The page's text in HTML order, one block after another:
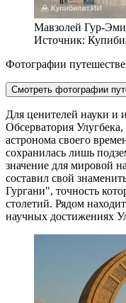
Мавзолей Гур-
Источник:
Фотографии
Смотреть фотографии
Для ценителей науки и
Обсерватория Улугбека,
астронома своего
сохранилась лишь
значение для мировой
составил свой
Гургани", точность
столетий. Рядом
научных достижениях